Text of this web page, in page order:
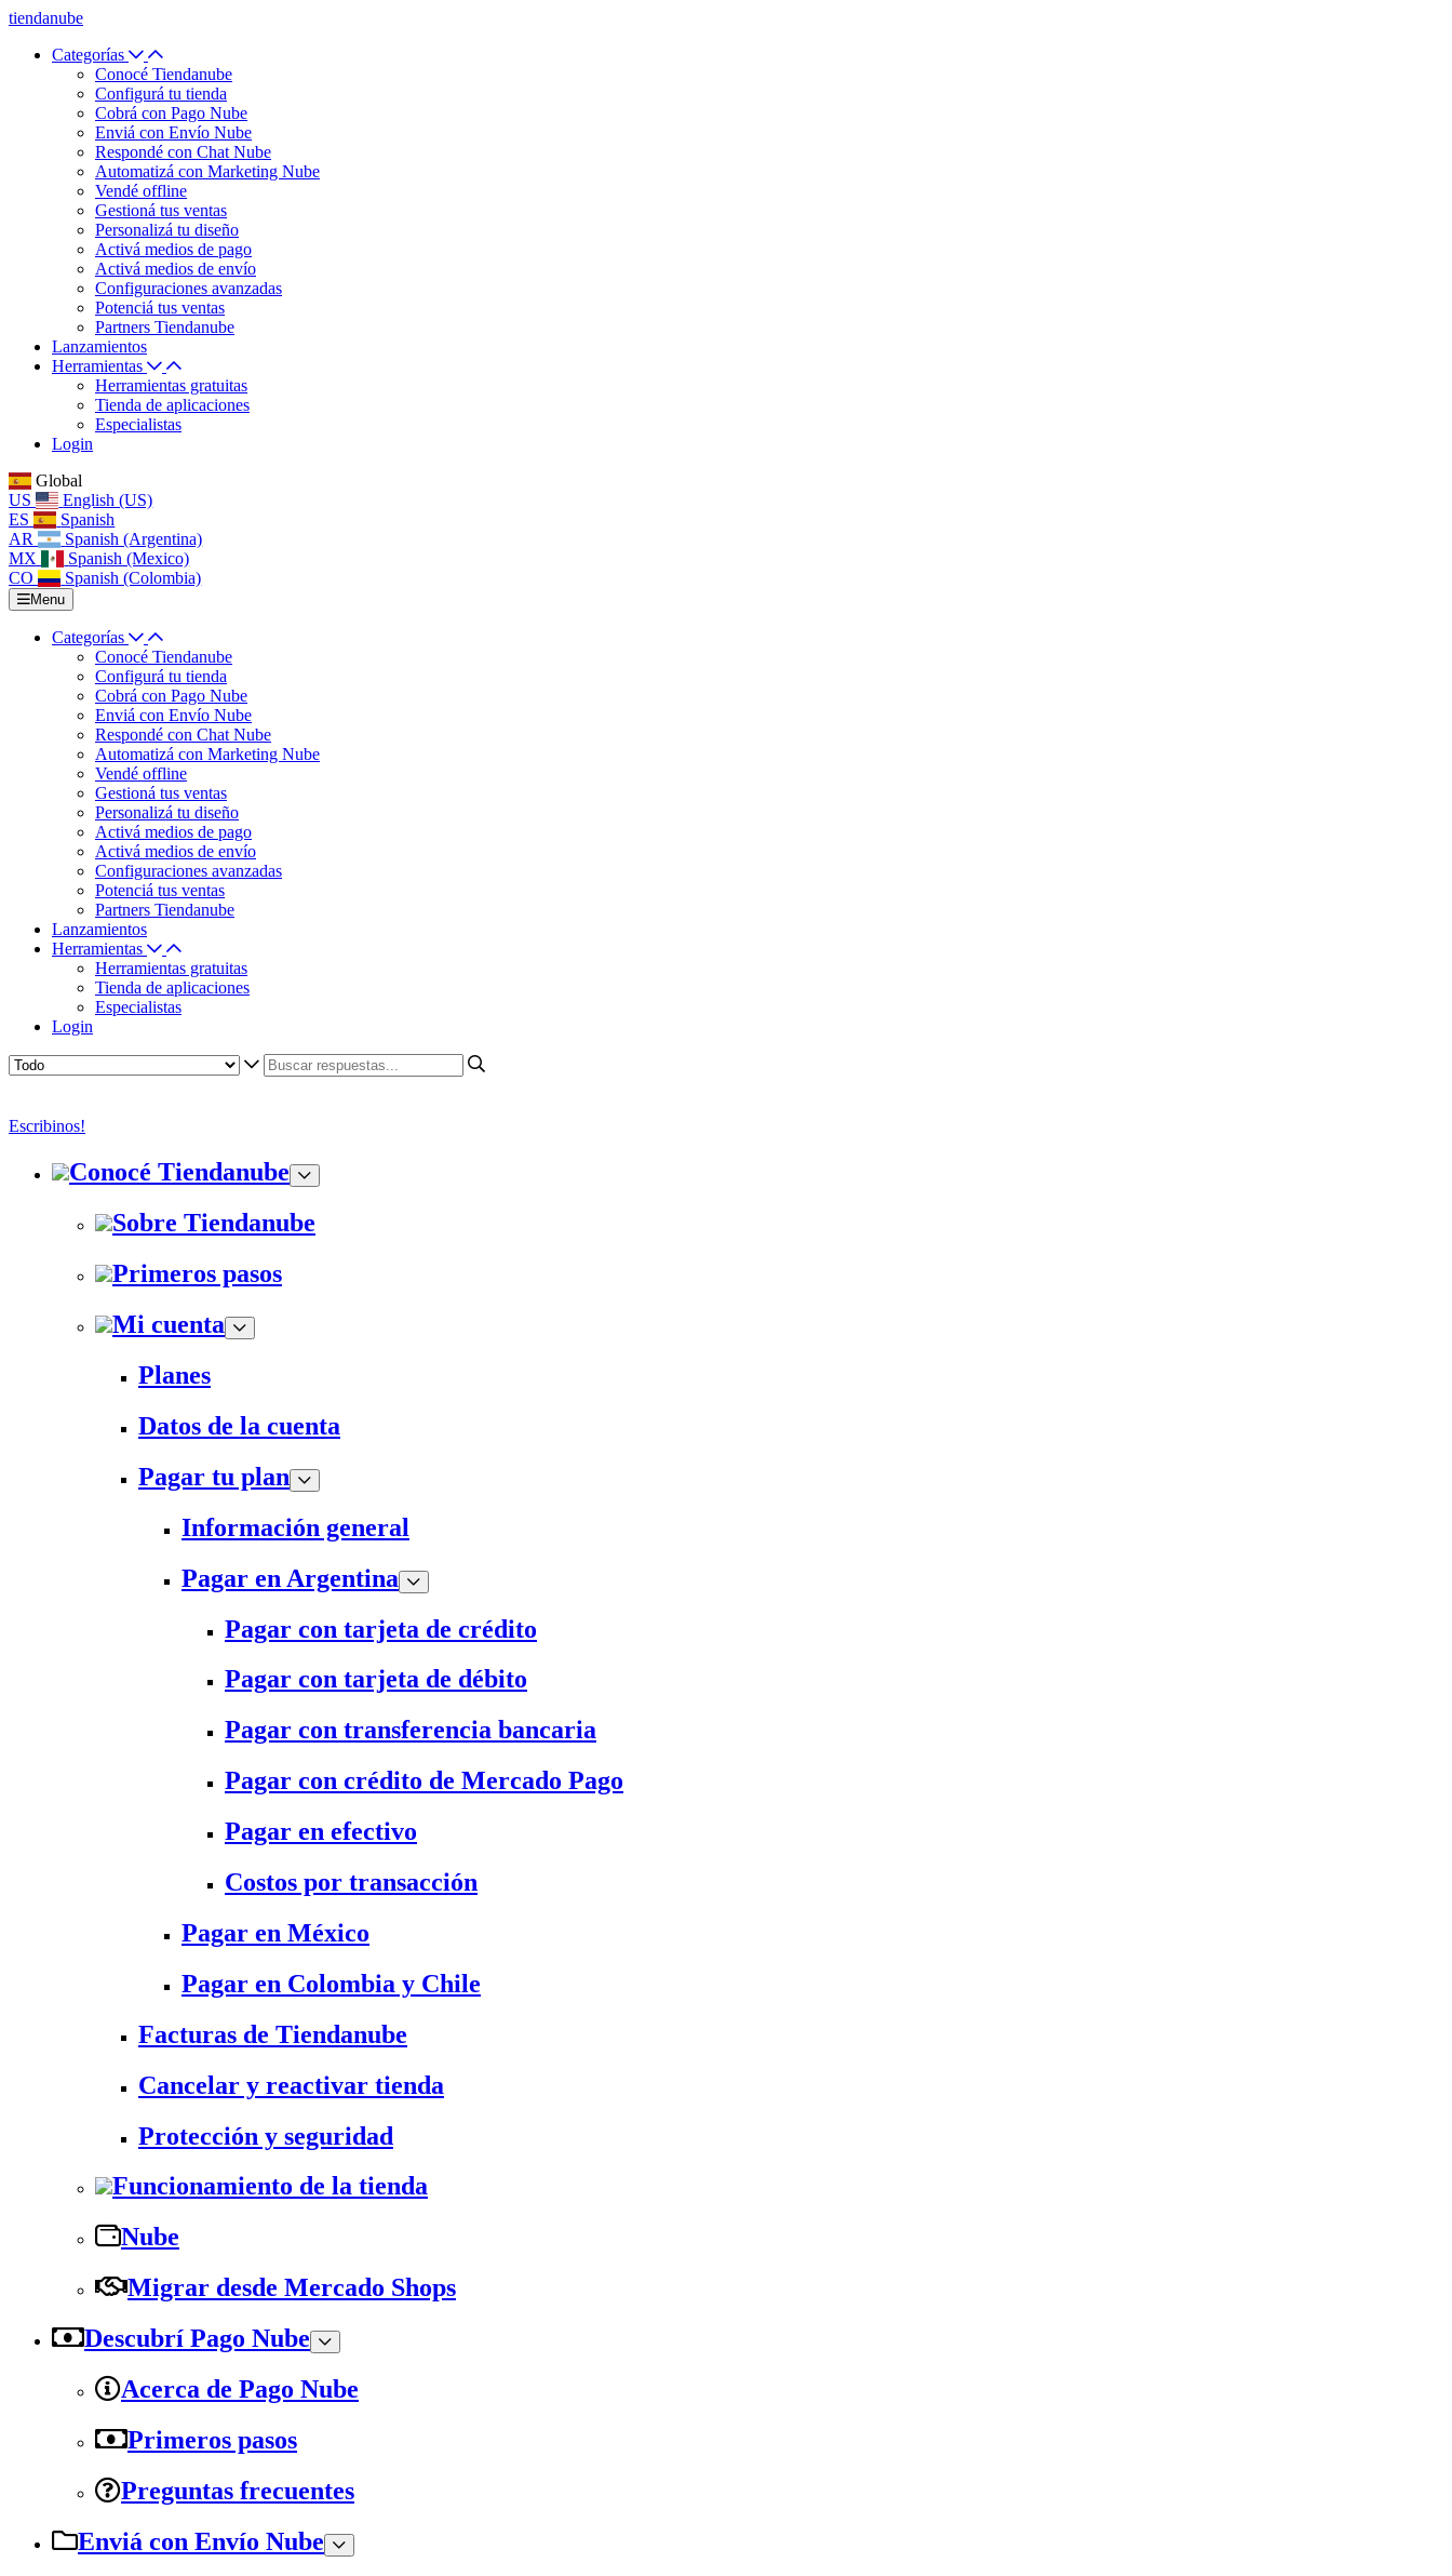
tiendanube
Categorías
Conocé Tiendanube
Configurá tu tienda
Cobrá con Pago Nube
Enviá con Envío Nube
Respondé con Chat Nube
Automatizá con Marketing Nube
Vendé offline
Gestioná tus ventas
Personalizá tu diseño
Activá medios de pago
Activá medios de envío
Configuraciones avanzadas
Potenciá tus ventas
Partners Tiendanube
Lanzamientos
Herramientas
Herramientas gratuitas
Tienda de aplicaciones
Especialistas
Login
Global
US
English (US)
ES
Spanish
AR
Spanish (Argentina)
MX
Spanish (Mexico)
CO
Spanish (Colombia)
Menu
Categorías
Conocé Tiendanube
Configurá tu tienda
Cobrá con Pago Nube
Enviá con Envío Nube
Respondé con Chat Nube
Automatizá con Marketing Nube
Vendé offline
Gestioná tus ventas
Personalizá tu diseño
Activá medios de pago
Activá medios de envío
Configuraciones avanzadas
Potenciá tus ventas
Partners Tiendanube
Lanzamientos
Herramientas
Herramientas gratuitas
Tienda de aplicaciones
Especialistas
Login
Escribinos!
Conocé Tiendanube
Sobre Tiendanube
Primeros pasos
Mi cuenta
Planes
Datos de la cuenta
Pagar tu plan
Información general
Pagar en Argentina
Pagar con tarjeta de crédito
Pagar con tarjeta de débito
Pagar con transferencia bancaria
Pagar con crédito de Mercado Pago
Pagar en efectivo
Costos por transacción
Pagar en México
Pagar en Colombia y Chile
Facturas de Tiendanube
Cancelar y reactivar tienda
Protección y seguridad
Funcionamiento de la tienda
Nube
Migrar desde Mercado Shops
Descubrí Pago Nube
Acerca de Pago Nube
Primeros pasos
Preguntas frecuentes
Enviá con Envío Nube